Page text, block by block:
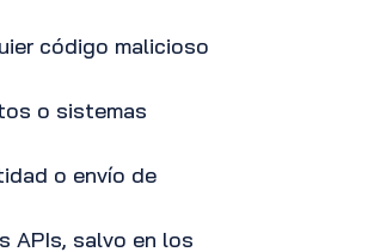
código malicioso
o sistemas
o envío de
APIs, salvo en los